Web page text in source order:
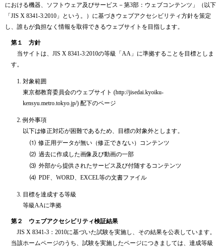
における機器、ソフトウェア及びサービス－第3部：ウェブコンテンツ」（以下
「JIS X 8341-3:2010」という。）に基づきウェブアクセシビリティ方針を策定
し、誰もが負担なく情報を取得できるウェブサイトを目指します。
第１ 方針
当サイトは、JIS X 8341-3:2010の等級「AA」に準拠することを目標としま
す。
対象範囲
東京都教育委員会のウェブサイト (http://jisedai.kyoiku-
kensyu.metro.tokyo.jp/) 配下のページ
例外事項
以下は修正対応が困難であるため、目標の対象外とします。
⑴ 修正用データが無い（修正できない）コンテンツ
⑵ 過去に作成した画像及び動画の一部
⑶ 外部から提供されたサービス及び付随するコンテンツ
⑷ PDF、WORD、EXCEL等の文書ファイル
目標を達成する等級
等級AAに準拠
第２ ウェブアクセシビリティ検証結果
JIS X 8341-3：2010に基づいた試験を実施し、その結果を公表しています。
当該ホームページのうち、試験を実施したページにつきましては、達成等級